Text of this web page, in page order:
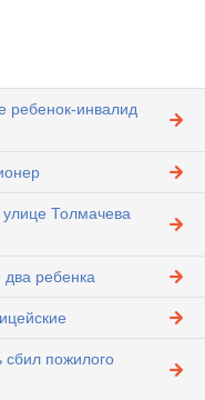
ребенок-инвалид
Толмачева
ребенка
сбил пожилого